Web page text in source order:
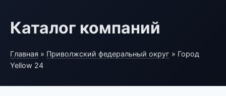
Каталог компаний
Главная » Приволжский федеральный округ » Город
Yellow 24